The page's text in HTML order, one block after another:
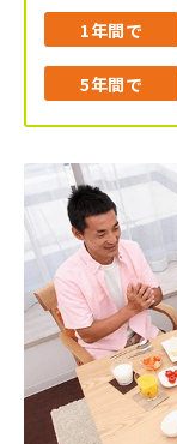
1年間で
5年間で